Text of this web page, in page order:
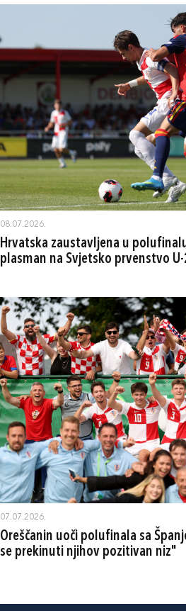
08.07.2026.
Hrvatska zaustavljena u
plasman na Svjetsko prvenstvo
07.07.2026.
Oreščanin uoči polufinala sa
se prekinuti njihov pozitivan niz"